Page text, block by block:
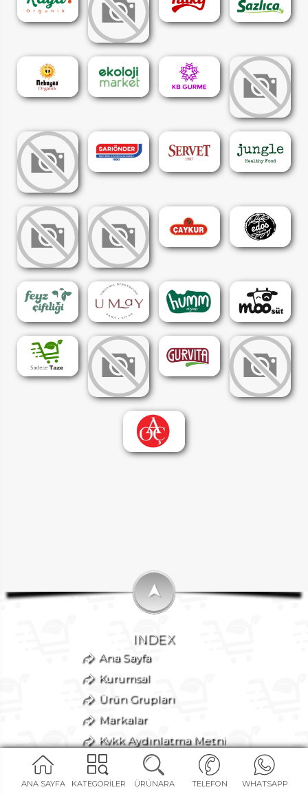
ANA SAYFA KATEGORİLER ÜRÜNARA TELEFON WHATSAPP
➤
INDEX
Ana Sayfa
Kurumsal
Ürün Grupları
Markalar
Kvkk Aydınlatma Metni
Site Haritası
İletişim